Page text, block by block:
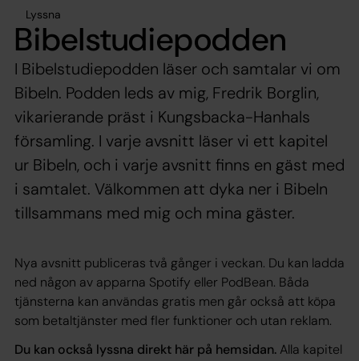
Lyssna
Bibelstudiepodden
I Bibelstudiepodden läser och samtalar vi om
Bibeln. Podden leds av mig, Fredrik Borglin,
vikarierande präst i Kungsbacka-Hanhals
församling. I varje avsnitt läser vi ett kapitel
ur Bibeln, och i varje avsnitt finns en gäst med
i samtalet. Välkommen att dyka ner i Bibeln
tillsammans med mig och mina gäster.
Nya avsnitt publiceras två gånger i veckan. Du kan ladda
ned någon av apparna Spotify eller PodBean. Båda
tjänsterna kan användas gratis men går också att köpa
som betaltjänster med fler funktioner och utan reklam.
Du kan också lyssna direkt här på hemsidan. Alla kapitel